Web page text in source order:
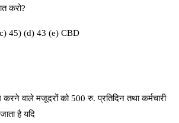
करो?
45) (d) 43 (e) CBD
वाले मजूदरों को 500 रु. प्रतिदिन तथा कर्मचारी
है यदि